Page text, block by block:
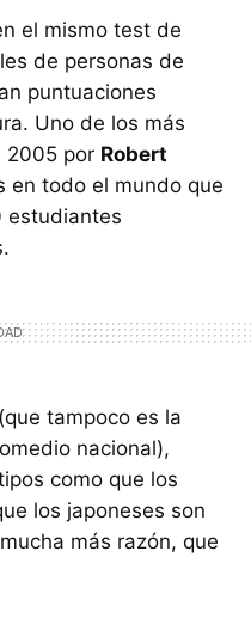
el mismo test de
de personas de
puntuaciones
Uno de los más
2005 por Robert
en todo el mundo que
estudiantes
tampoco es la
nacional),
como que los
los japoneses son
más razón, que